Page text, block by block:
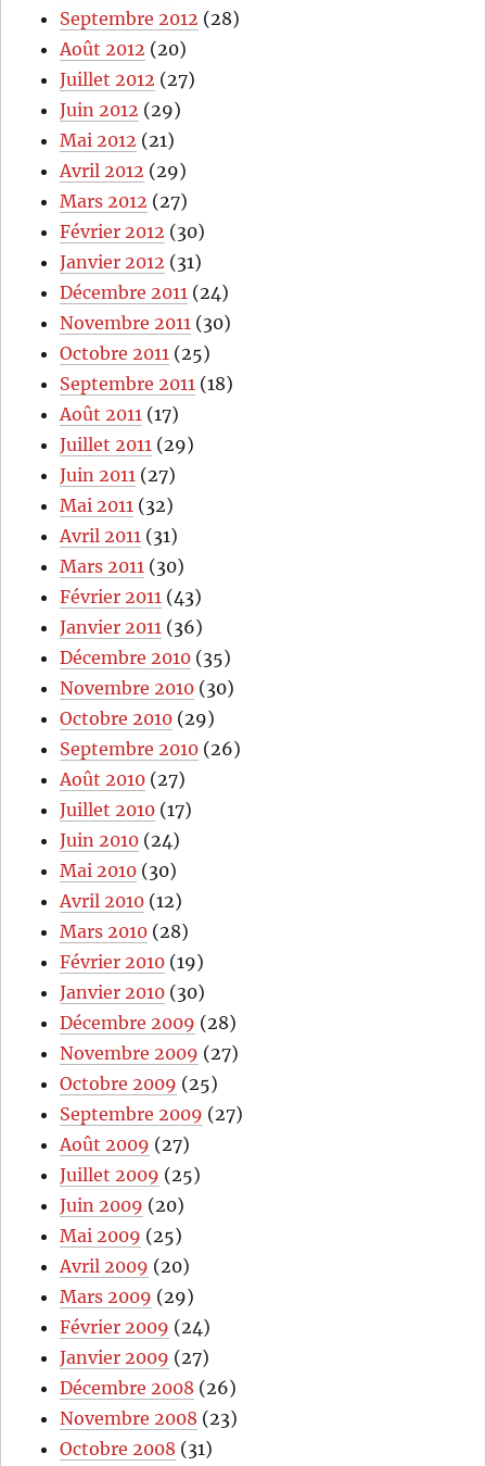
Septembre 2012 (28)
Août 2012 (20)
Juillet 2012 (27)
Juin 2012 (29)
Mai 2012 (21)
Avril 2012 (29)
Mars 2012 (27)
Février 2012 (30)
Janvier 2012 (31)
Décembre 2011 (24)
Novembre 2011 (30)
Octobre 2011 (25)
Septembre 2011 (18)
Août 2011 (17)
Juillet 2011 (29)
Juin 2011 (27)
Mai 2011 (32)
Avril 2011 (31)
Mars 2011 (30)
Février 2011 (43)
Janvier 2011 (36)
Décembre 2010 (35)
Novembre 2010 (30)
Octobre 2010 (29)
Septembre 2010 (26)
Août 2010 (27)
Juillet 2010 (17)
Juin 2010 (24)
Mai 2010 (30)
Avril 2010 (12)
Mars 2010 (28)
Février 2010 (19)
Janvier 2010 (30)
Décembre 2009 (28)
Novembre 2009 (27)
Octobre 2009 (25)
Septembre 2009 (27)
Août 2009 (27)
Juillet 2009 (25)
Juin 2009 (20)
Mai 2009 (25)
Avril 2009 (20)
Mars 2009 (29)
Février 2009 (24)
Janvier 2009 (27)
Décembre 2008 (26)
Novembre 2008 (23)
Octobre 2008 (31)